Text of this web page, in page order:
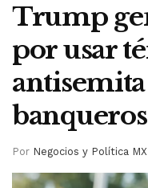
Trump
por usar
banqueros
Por Negocios y Política MX